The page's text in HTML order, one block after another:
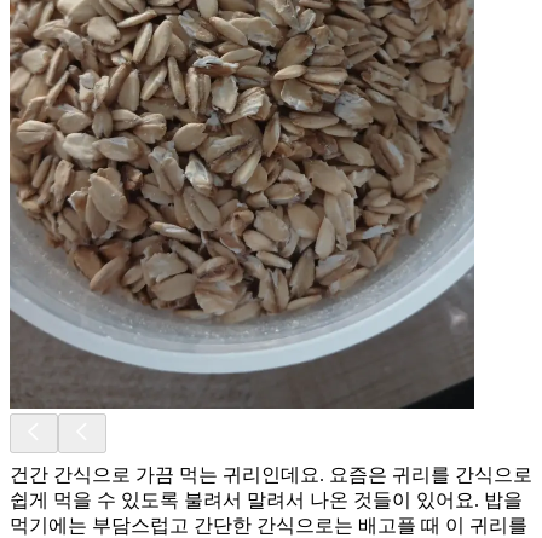
건간 간식으로 가끔 먹는 귀리인데요. 요즘은 귀리를 간식으로
쉽게 먹을 수 있도록 불려서 말려서 나온 것들이 있어요. 밥을
먹기에는 부담스럽고 간단한 간식으로는 배고플 때 이 귀리를